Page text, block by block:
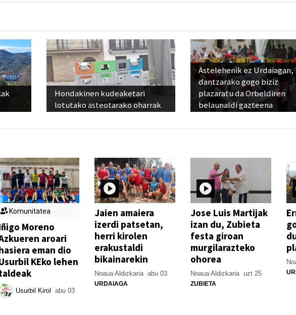
Hondakinen kudeaketari
lotutako asteotarako oharrak
Astelehenik ez Urdaiagan,
dantzarako gogo biziz
plazaratu da Orbeldiren
belaunaldi gazteena
Komunitatea
Moreno
aroari
eman dio
KEko lehen
Usurbil Kirol abu 03
Jaien amaiera
izerdi patsetan,
herri kirolen
erakustaldi
bikainarekin
Noaua Aldizkaria abu 03
URDAIAGA
Jose Luis Martijak
izan du, Zubieta
festa giroan
murgilarazteko
ohorea
Noaua Aldizkaria uzt 25
ZUBIETA